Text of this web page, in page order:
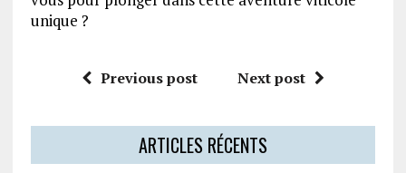
unique ?
Previous post Next post
ARTICLES RÉCENTS